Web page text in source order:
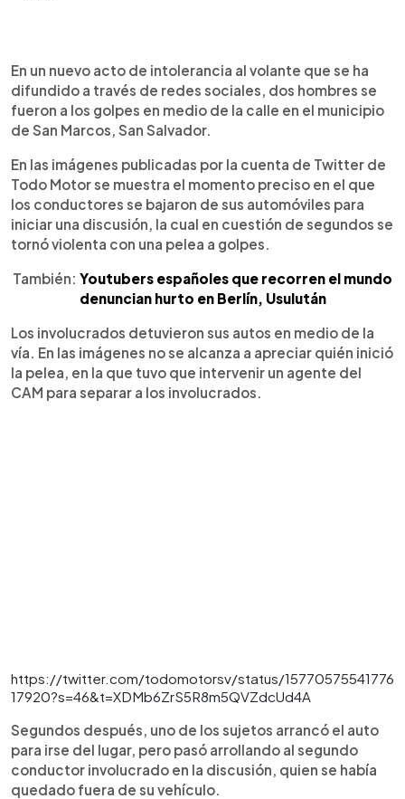
Escuchar artículo
En un nuevo acto de intolerancia al volante que se ha
difundido a través de redes sociales, dos hombres se
fueron a los golpes en medio de la calle en el municipio
de San Marcos, San Salvador.
En las imágenes publicadas por la cuenta de Twitter de
Todo Motor se muestra el momento preciso en el que
los conductores se bajaron de sus automóviles para
iniciar una discusión, la cual en cuestión de segundos se
tornó violenta con una pelea a golpes.
También: Youtubers españoles que recorren el mundo
denuncian hurto en Berlín, Usulután
Los involucrados detuvieron sus autos en medio de la
vía. En las imágenes no se alcanza a apreciar quién inició
la pelea, en la que tuvo que intervenir un agente del
CAM para separar a los involucrados.
https://twitter.com/todomotorsv/status/15770575541776
17920?s=46&t=XDMb6ZrS5R8m5QVZdcUd4A
Segundos después, uno de los sujetos arrancó el auto
para irse del lugar, pero pasó arrollando al segundo
conductor involucrado en la discusión, quien se había
quedado fuera de su vehículo.